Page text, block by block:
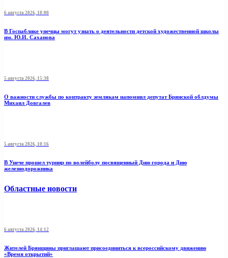
6 августа 2026, 10:00
В Госпаблике унечцы могут узнать о деятельности детской художественной школы
им. Ю.И. Саханова
5 августа 2026, 15:38
О важности службы по контракту землякам напомнил депутат Брянской облдумы
Михаил Довгалев
5 августа 2026, 10:16
В Унече прошел турнир по волейболу посвященный Дню города и Дню
железнодорожника
Областные новости
6 августа 2026, 14:12
Жителей Брянщины приглашают присоединиться к всероссийскому движению
«Время открытий»